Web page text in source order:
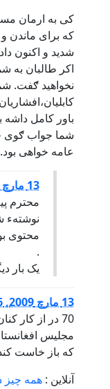
کی به ارمان
که برای ماندن
شدید و اکنون
اکر طالبان به
نخواهید ګفت.
باور کامل
شما جواب ګوی
عامه خواهی بود.
13 مارچ 2009, 05:14
محترم
نوشتهء
محتوی
.
یک بار
13 مارچ 2009, 17:26
70 در از کار
مجلیس
که باز خاست
آنلاین : همه چیز